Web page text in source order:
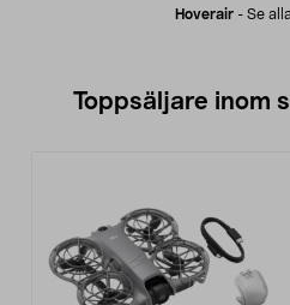
Hoverair - Se
Toppsäljare inom